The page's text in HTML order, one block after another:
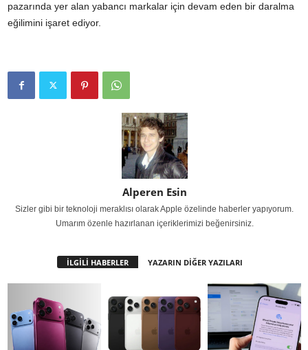
pazarında yer alan yabancı markalar için devam eden bir daralma
eğilimini işaret ediyor.
Alperen Esin
Sizler gibi bir teknoloji meraklısı olarak Apple özelinde haberler yapıyorum.
Umarım özenle hazırlanan içeriklerimizi beğenirsiniz.
İLGİLİ HABERLER YAZARIN DİĞER YAZILARI